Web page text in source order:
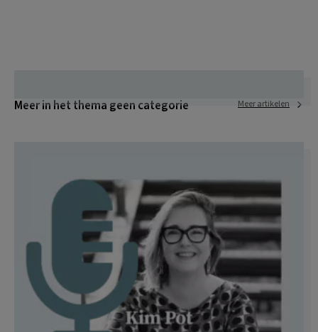
Meer in het thema geen categorie Meer artikelen